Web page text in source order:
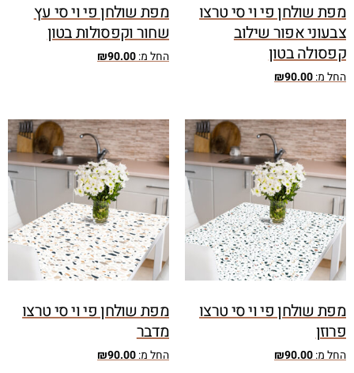
מפת שולחן פי וי סי טרצו
צבעוני אפור שילוב
קפסולה בטון
החל מ: ₪90.00
מפת שולחן פי וי סי עץ
שחור וקפסולות בטון
החל מ: ₪90.00
מפת שולחן פי וי סי טרצו
פרוזן
החל מ: ₪90.00
מפת שולחן פי וי סי טרצו
מדבר
החל מ: ₪90.00